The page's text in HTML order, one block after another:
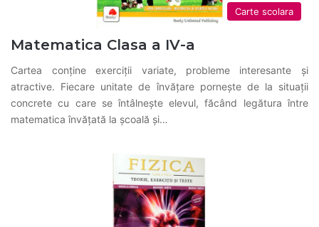
Carte scolara
Matematica Clasa a IV-a
Cartea conţine exerciţii variate, probleme interesante şi
atractive. Fiecare unitate de învăţare porneşte de la situaţii
concrete cu care se întâlneşte elevul, făcând legătura între
matematica învăţată la şcoală şi…